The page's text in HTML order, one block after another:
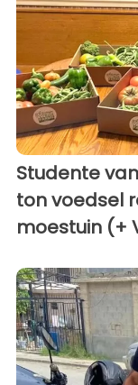
Studente
ton voedsel
moestuin (+